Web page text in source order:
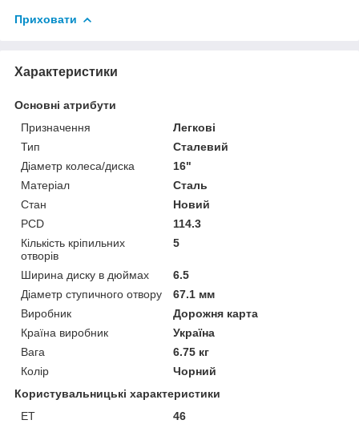
Приховати
Характеристики
Основні атрибути
Призначення
Легкові
Тип
Сталевий
Діаметр колеса/диска
16"
Матеріал
Сталь
Стан
Новий
PCD
114.3
Кількість кріпильних
отворів
5
Ширина диску в дюймах
6.5
Діаметр ступичного отвору
67.1 мм
Виробник
Дорожня карта
Країна виробник
Україна
Вага
6.75 кг
Колір
Чорний
Користувальницькі характеристики
ET
46